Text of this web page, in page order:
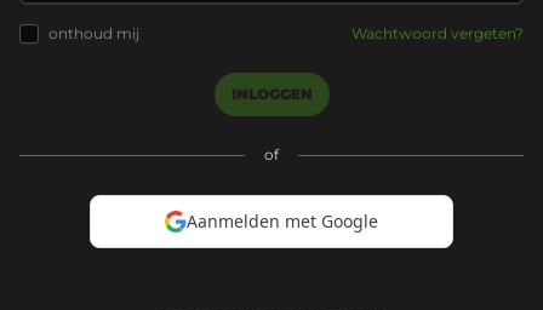
onthoud mij Wachtwoord vergeten?
INLOGGEN
of
Aanmelden met Google